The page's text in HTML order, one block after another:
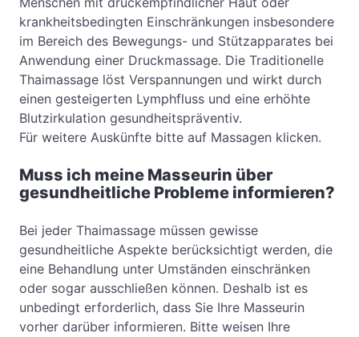
krankheitsbedingten Einschränkungen insbesondere
im Bereich des Bewegungs- und Stützapparates bei
Anwendung einer Druckmassage. Die Traditionelle
Thaimassage löst Verspannungen und wirkt durch
einen gesteigerten Lymphfluss und eine erhöhte
Blutzirkulation gesundheitspräventiv.
Für weitere Auskünfte bitte auf Massagen klicken.
Muss ich meine Masseurin über
gesundheitliche Probleme informieren?
Bei jeder Thaimassage müssen gewisse
gesundheitliche Aspekte berücksichtigt werden, die
eine Behandlung unter Umständen einschränken
oder sogar ausschließen können. Deshalb ist es
unbedingt erforderlich, dass Sie Ihre Masseurin
vorher darüber informieren. Bitte weisen Ihre